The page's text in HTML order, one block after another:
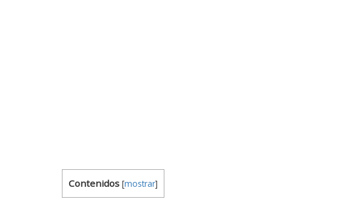
Contenidos [mostrar]